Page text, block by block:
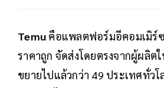
Temu คือแพลตฟอร์มอีคอมเมิร์
ราคาถูก จัดส่งโดยตรงจากผู้ผลิต
ขยายไปแล้วกว่า 49 ประเทศทั่วโ